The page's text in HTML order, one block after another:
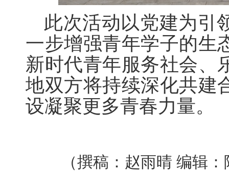
此次活动以党建为引
一步增强青年学子的生
新时代青年服务社会、
地双方将持续深化共建
设凝聚更多青春力量。
（撰稿：赵雨晴 编辑